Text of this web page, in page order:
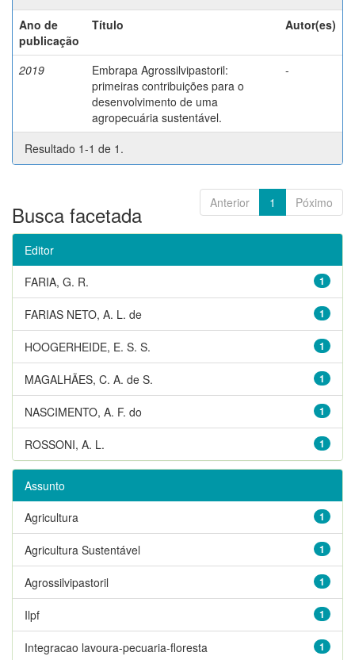
Ano de
publicação
Título Autor(es)
2019
Embrapa Agrossilvipastoril:
primeiras contribuições para o
desenvolvimento de uma
agropecuária sustentável.
-
Resultado 1-1 de 1.
Anterior 1 Póximo
Busca facetada
Editor
1
FARIA, G. R.
1
FARIAS NETO, A. L. de
1
HOOGERHEIDE, E. S. S.
1
MAGALHÃES, C. A. de S.
1
NASCIMENTO, A. F. do
1
ROSSONI, A. L.
Assunto
1
Agricultura
1
Agricultura Sustentável
1
Agrossilvipastoril
1
Ilpf
1
Integracao lavoura-pecuaria-floresta